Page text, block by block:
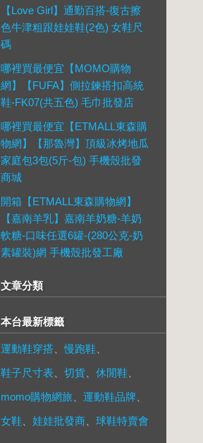
【Love Girl】通勤百搭-復古擦
色牛津粗跟娃娃鞋(2色) 女鞋尺
碼
哪裡買最便宜【MOMO購物
網】【FUFA】側拉鍊搭扣高統
鞋-FK07(共五色) 毛巾批發店
哪裡買最便宜【ETMALL東森購
物網】【那魯灣】頂級冰烤地瓜
家庭包3包(5斤-包) 手機殼批發
商城
開箱【ETMALL東森購物網】
【嘉南羊乳】嘉南羊奶糖-羊奶
軟糖-口味任選6罐-(280公克-奶
素罐裝)網 手機殼批發工廠
文章分類
本台最新標籤
運動鞋穿搭 、慢跑鞋
鞋子尺寸表
切貨 休閒鞋
momo購物網旅
運動鞋品牌
女鞋
娃娃批發商 球鞋特賣會